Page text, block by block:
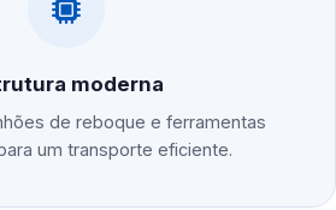
moderna
de reboque e ferramentas
um transporte eficiente.